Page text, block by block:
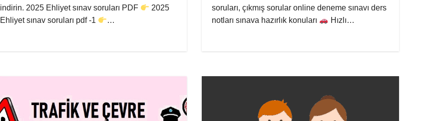
indirin. 2025 Ehliyet sınav soruları PDF
2025
Ehliyet sınav soruları pdf -1
…
soruları, çıkmış sorular online deneme sınavı ders
notları sınava hazırlık konuları
Hızlı…